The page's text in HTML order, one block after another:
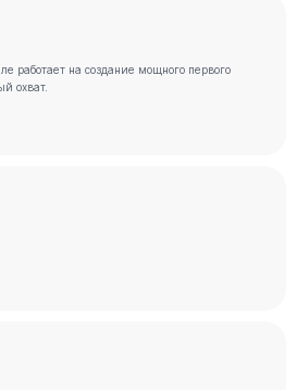
работает на создание мощного первого
охват.